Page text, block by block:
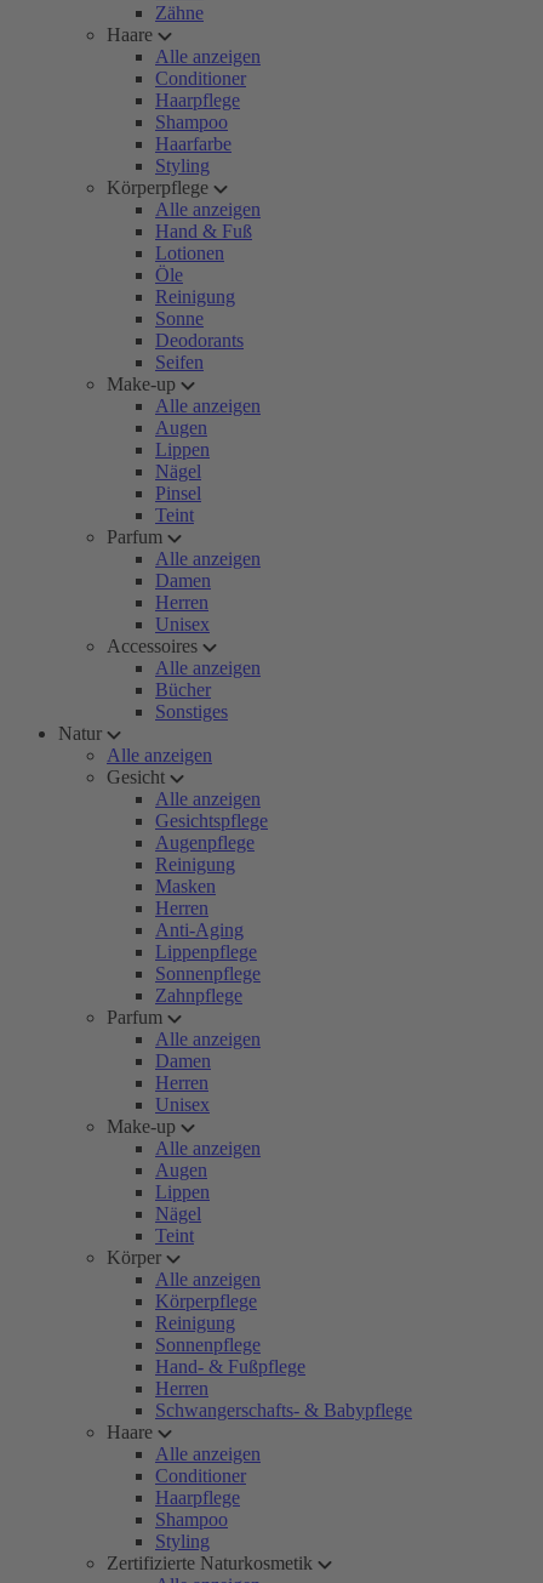
Zähne
Haare
Alle anzeigen
Conditioner
Haarpflege
Shampoo
Haarfarbe
Styling
Körperpflege
Alle anzeigen
Hand & Fuß
Lotionen
Öle
Reinigung
Sonne
Deodorants
Seifen
Make-up
Alle anzeigen
Augen
Lippen
Nägel
Pinsel
Teint
Parfum
Alle anzeigen
Damen
Herren
Unisex
Accessoires
Alle anzeigen
Bücher
Sonstiges
Natur
Alle anzeigen
Gesicht
Alle anzeigen
Gesichtspflege
Augenpflege
Reinigung
Masken
Herren
Anti-Aging
Lippenpflege
Sonnenpflege
Zahnpflege
Parfum
Alle anzeigen
Damen
Herren
Unisex
Make-up
Alle anzeigen
Augen
Lippen
Nägel
Teint
Körper
Alle anzeigen
Körperpflege
Reinigung
Sonnenpflege
Hand- & Fußpflege
Herren
Schwangerschafts- & Babypflege
Haare
Alle anzeigen
Conditioner
Haarpflege
Shampoo
Styling
Zertifizierte Naturkosmetik